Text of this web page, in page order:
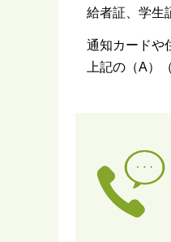
給者証、学生
通知カードや
上記の（A）